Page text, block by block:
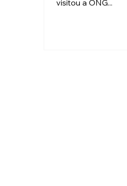
visitou a ONG...